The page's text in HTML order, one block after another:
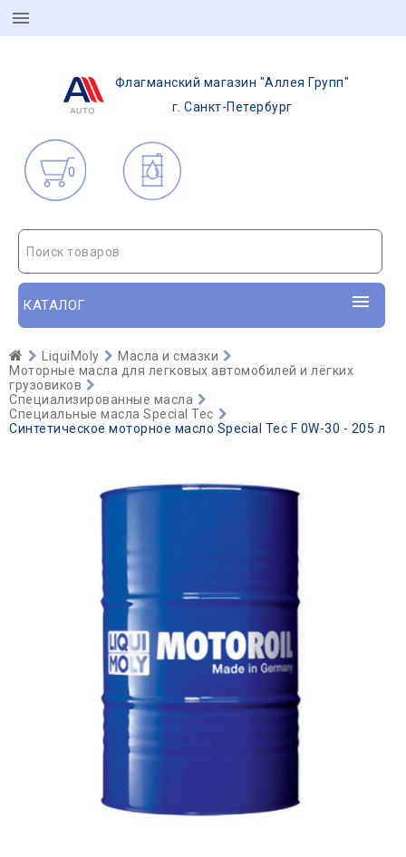
Флагманский магазин "Аллея Групп"
г. Санкт-Петербург
0
Поиск товаров
КАТАЛОГ
LiquiMoly
Масла и смазки
Моторные масла для легковых автомобилей и лёгких
грузовиков
Специализированные масла
Специальные масла Special Tec
Синтетическое моторное масло Special Tec F 0W-30 - 205 л